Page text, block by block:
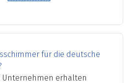
für die deutsche
Unternehmen erhalten